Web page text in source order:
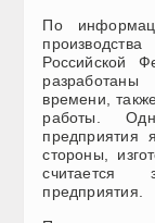
По
Российской
времени,
работы.
предприятия
стороны,
считается
предприятия.